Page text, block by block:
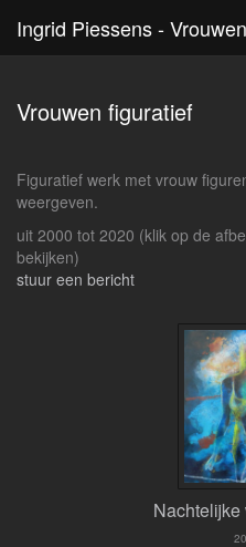
Ingrid Piessens -
Vrouwen figuratief
Figuratief werk met vrouw
weergeven.
uit 2000 tot 2020 (klik op de
bekijken)
stuur een bericht